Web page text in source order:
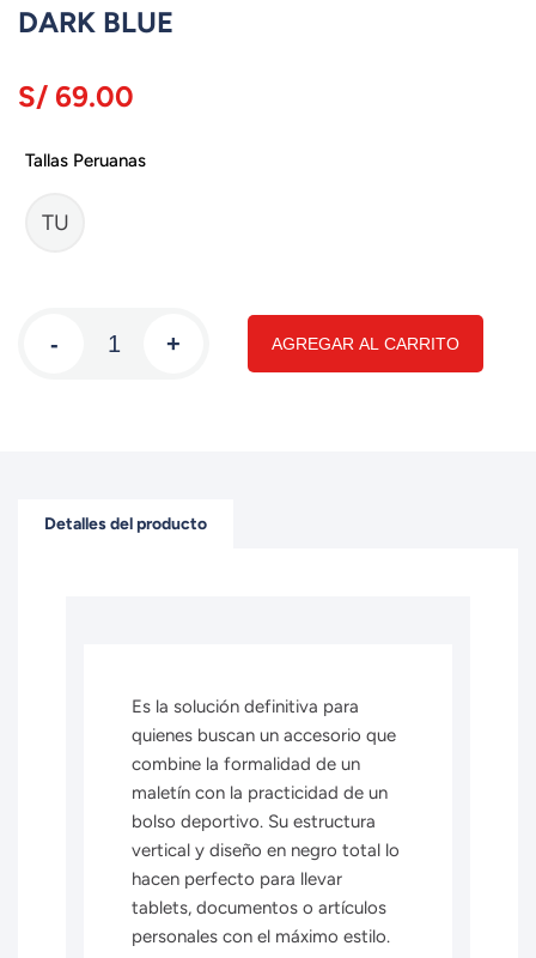
DARK BLUE
S/ 69.00
Tallas Peruanas
TU
- + AGREGAR AL CARRITO
Detalles del producto
Es la solución definitiva para
quienes buscan un accesorio que
combine la formalidad de un
maletín con la practicidad de un
bolso deportivo. Su estructura
vertical y diseño en negro total lo
hacen perfecto para llevar
tablets, documentos o artículos
personales con el máximo estilo.